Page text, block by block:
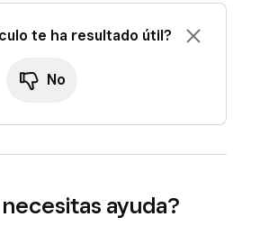
te ha resultado útil?
No
ayuda?